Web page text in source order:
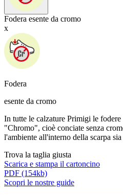
Fodera esente da cromo
x
Fodera
esente da cromo
In tutte le calzature Primigi le
"Chromo", cioè conciate senza
l'ambiente all'interno della scarpa
Trova la taglia giusta
Scarica e stampa il cartoncino
PDF (154kb)
Scopri le nostre guide